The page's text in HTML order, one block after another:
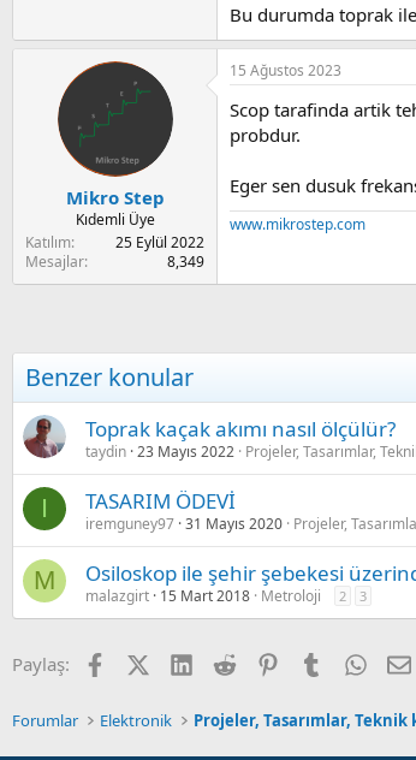
Evet izolasyon
Bu durumda toprak
Mikro Step
Kıdemli Üye
Katılım
25 Eylül 2022
Mesajlar
8,349
15 Ağustos 2023
Scop tarafinda artik
probdur.
Eger sen dusuk
www.mikrostep.com
Benzer konular
Toprak kaçak akımı nasıl ölçülür?
taydin 23 Mayıs 2022 Projeler, Tasarımlar,
I TASARIM ÖDEVİ
iremguney97 31 Mayıs 2020 Projeler,
M Osiloskop ile şehir şebekesi
malazgirt 15 Mart 2018 Metroloji 2 3
Paylaş: FacebookX (Twitter)
LinkedInReddit PinterestTumblr
Forumlar Elektronik Projeler, Tasarımlar,